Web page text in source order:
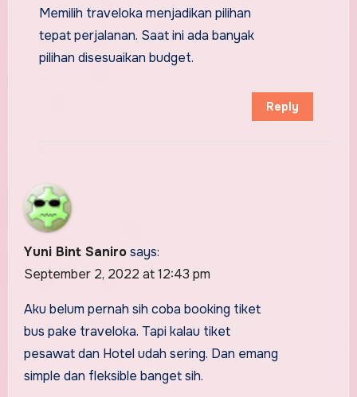
Memilih traveloka menjadikan pilihan
tepat perjalanan. Saat ini ada banyak
pilihan disesuaikan budget.
Reply
Yuni Bint Saniro says:
September 2, 2022 at 12:43 pm
Aku belum pernah sih coba booking tiket
bus pake traveloka. Tapi kalau tiket
pesawat dan Hotel udah sering. Dan emang
simple dan fleksible banget sih.